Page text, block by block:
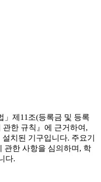
」제11조(등록금 및 등록
한 규칙』에 근거하여,
치된 기구입니다. 주요기
관한 사항을 심의하며, 학
다.